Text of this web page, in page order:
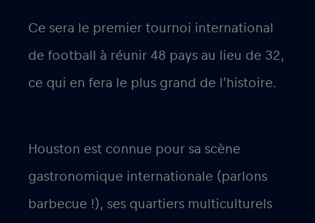
Ce sera le premier tournoi international
de football à réunir 48 pays au lieu de 32,
ce qui en fera le plus grand de l’histoire.
Houston est connue pour sa scène
gastronomique internationale (parlons
barbecue !), ses quartiers multiculturels